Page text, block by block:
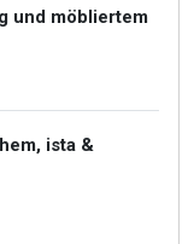
und möbliertem
ista &